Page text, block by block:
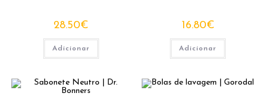
28.50€
Adicionar
16.80€
Adicionar